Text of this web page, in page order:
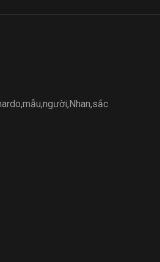
,mẫu,người,Nhan,sắc